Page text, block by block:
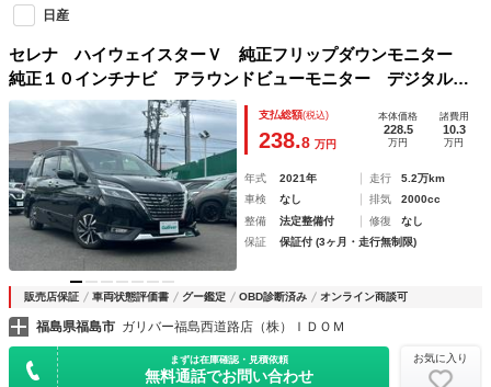
日産
セレナ ハイウェイスターＶ 純正フリップダウンモニター
純正１０インチナビ アラウンドビューモニター デジタルイ
ンナーミラー ＥＴＣ ドライブレコーダー 両側パワースラ
イドドア スマートキー プッシュスタート
支払総額(税込)
238.8 万円
本体価格
228.5
万円
諸費用
10.3
万円
年式 2021年 走行
5.2万km
車検
なし 排気
2000cc
整備
法定整備付 修復
なし
保証
保証付 (3ヶ月・走行無制限)
販売店保証 車両状態評価書 グー鑑定 OBD診断済み オンライン商談可
福島県福島市 ガリバー福島西道路店（株）ＩＤＯＭ
まずは在庫確認・見積依頼
無料通話でお問い合わせ
お気に入り